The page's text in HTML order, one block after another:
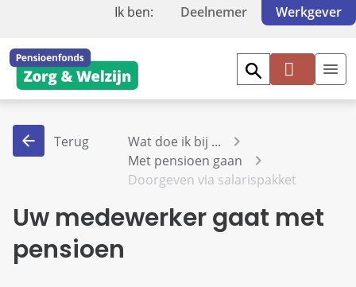
Ik ben: Deelnemer Werkgever
Inl
Terug
Wat doe ik bij ...
Met pensioen gaan
Doorgeven via salarispakket
Uw medewerker gaat met
pensioen